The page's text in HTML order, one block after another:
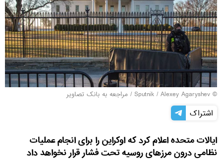
© Sputnik / Alexey Agaryshev
/ مراجعه به بانک تصاویر
اشتراک
ایالات متحده اعلام کرد که اوکراین را برای انجام عملیات
نظامی درون مرزهای روسیه تحت فشار قرار نخواهد داد